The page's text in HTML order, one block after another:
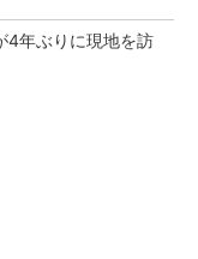
4年ぶりに現地を訪